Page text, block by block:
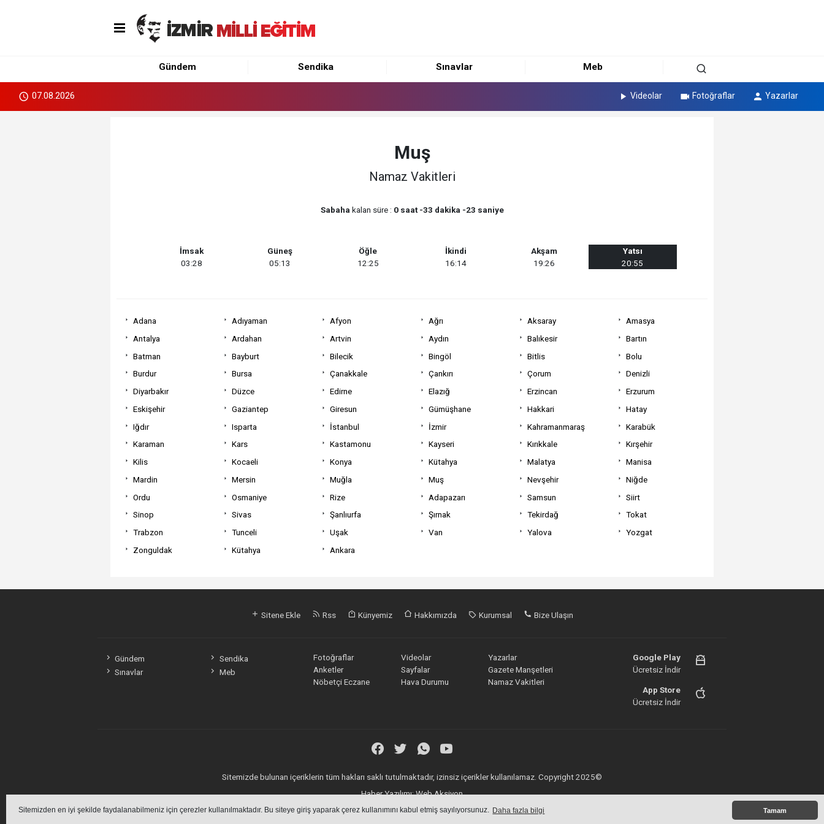
Sitemizden en iyi şekilde faydalanabilmeniz için çerezler kullanılmaktadır. Bu siteye giriş yaparak çerez kullanımını kabul etmiş sayılıyorsunuz. Daha fazla bilgi Tamam
Gündem Sendika Sınavlar Meb
07.08.2026 Videolar Fotoğraflar Yazarlar
Muş
Namaz Vakitleri
Sabaha kalan süre : 0 saat -33 dakika -23 saniye
İmsak
03:28
Güneş
05:13
Öğle
12:25
İkindi
16:14
Akşam
19:26
Yatsı
20:55
Adana Adıyaman Afyon Ağrı Aksaray
Amasya
Antalya
Ardahan Artvin Aydın Balıkesir
Bartın
Batman
Bayburt Bilecik Bingöl Bitlis
Bolu
Burdur
Bursa Çanakkale Çankırı Çorum
Denizli
Diyarbakır
Düzce Edirne Elazığ Erzincan
Erzurum
Eskişehir
Gaziantep Giresun Gümüşhane Hakkari
Hatay
Iğdır
Isparta İstanbul İzmir Kahramanmaraş
Karabük
Karaman
Kars Kastamonu Kayseri Kırıkkale
Kırşehir
Kilis
Kocaeli Konya Kütahya Malatya
Manisa
Mardin
Mersin Muğla Muş Nevşehir
Niğde
Ordu
Osmaniye Rize Adapazarı Samsun
Siirt
Sinop
Sivas Şanlıurfa Şırnak Tekirdağ
Tokat
Trabzon
Tunceli Uşak Van Yalova
Yozgat
Zonguldak
Kütahya Ankara
Sitene Ekle Rss Künyemiz Hakkımızda Kurumsal Bize Ulaşın
Gündem
Sendika
Sınavlar
Meb
Fotoğraflar Videolar
Yazarlar
Anketler
Sayfalar
Gazete Manşetleri
Nöbetçi Eczane
Hava Durumu Namaz Vakitleri
Google Play
Ücretsiz İndir
App Store
Ücretsiz İndir
Sitemizde bulunan içeriklerin tüm hakları saklı tutulmaktadır, izinsiz içerikler kullanılamaz. Copyright 2025©
Haber Yazılımı:Web Aksiyon
haber yazılımı
haber paketi haber scripti haber yazılım haber script